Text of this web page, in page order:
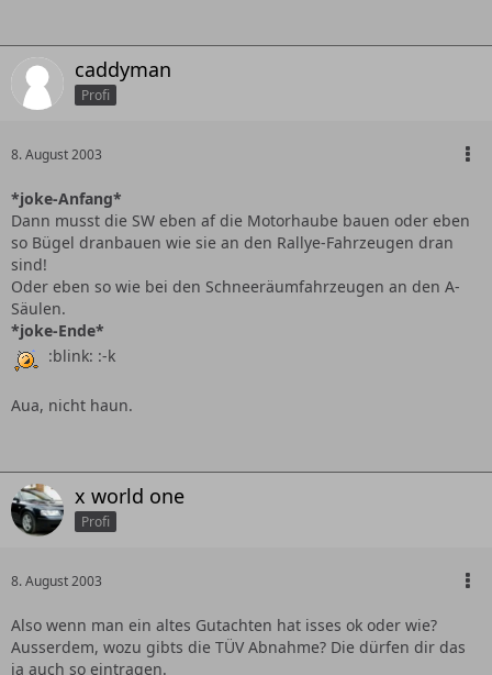
caddyman
Profi
8. August 2003
*joke-Anfang*
Dann musst die SW eben af die Motorhaube bauen oder eben
so Bügel dranbauen wie sie an den Rallye-Fahrzeugen dran
sind!
Oder eben so wie bei den Schneeräumfahrzeugen an den A-
Säulen.
*joke-Ende*
:blink: :-k
Aua, nicht haun.
x world one
Profi
8. August 2003
Also wenn man ein altes Gutachten hat isses ok oder wie?
Ausserdem, wozu gibts die TÜV Abnahme? Die dürfen dir das
ja auch so eintragen.